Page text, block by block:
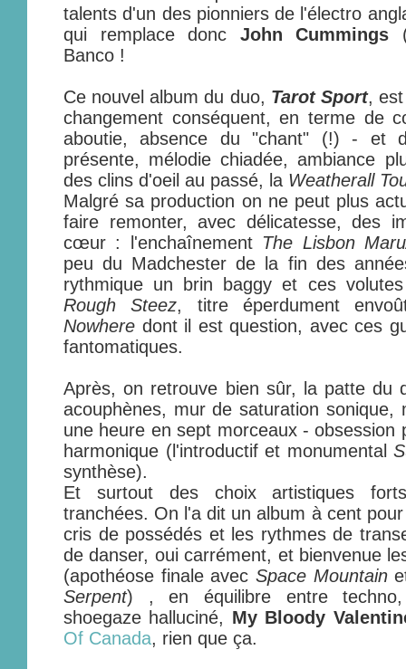
talents d'un des pionniers de l'électro
qui remplace donc John Cummings
Banco !
Ce nouvel album du duo, Tarot Sport,
changement conséquent, en terme de
aboutie, absence du "chant" (!) - et
présente, mélodie chiadée, ambiance
des clins d'oeil au passé, la Weatherall
Malgré sa production on ne peut plus
faire remonter, avec délicatesse, des
cœur : l'enchaînement The Lisbon
peu du Madchester de la fin des
rythmique un brin baggy et ces
Rough Steez, titre éperdument
Nowhere dont il est question, avec ces
fantomatiques.
Après, on retrouve bien sûr, la patte du
acouphènes, mur de saturation sonique,
une heure en sept morceaux - obsession
harmonique (l'introductif et monumental
synthèse).
Et surtout des choix artistiques
tranchées. On l'a dit un album à cent
cris de possédés et les rythmes de
de danser, oui carrément, et bienvenue
(apothéose finale avec Space Mountain
Serpent) , en équilibre entre techno,
shoegaze halluciné, My Bloody
Of Canada, rien que ça.